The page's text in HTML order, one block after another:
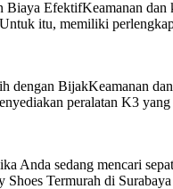
EfektifKeamanan dan
itu, memiliki
BijakKeamanan
peralatan K3 yang
Anda sedang mencari
Shoes Termurah di